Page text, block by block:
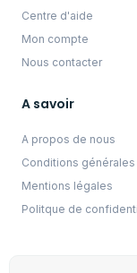
Centre d'aide
Mon compte
Nous contacter
A savoir
A propos de nous
Conditions
Mentions légales
Politque de